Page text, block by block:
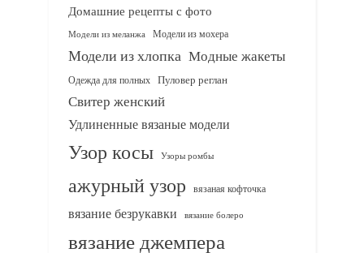
Домашние рецепты с фото
Модели из меланжа Модели из мохера
Модели из хлопка Модные жакеты
Одежда для полных Пуловер реглан
Свитер женский
Удлиненные вязаные модели
Узор косы Узоры ромбы
ажурный узор вязаная кофточка
вязание безрукавки вязание болеро
вязание джемпера